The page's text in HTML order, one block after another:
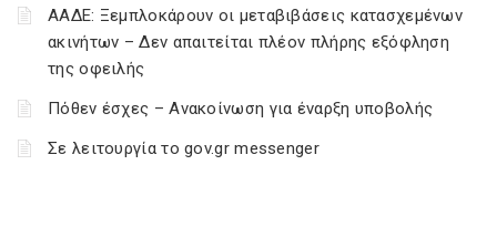
ΑΑΔΕ: Ξεμπλοκάρουν οι μεταβιβάσεις κατασχεμένων
ακινήτων – Δεν απαιτείται πλέον πλήρης εξόφληση
της οφειλής
Πόθεν έσχες – Ανακοίνωση για έναρξη υποβολής
Σε λειτουργία το gov.gr messenger